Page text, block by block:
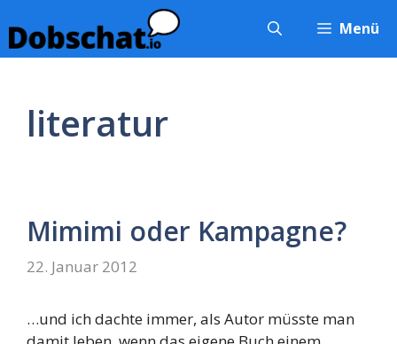
Inhalt
springen
Menü
literatur
Mimimi oder Kampagne?
22. Januar 2012
…und ich dachte immer, als Autor müsste man